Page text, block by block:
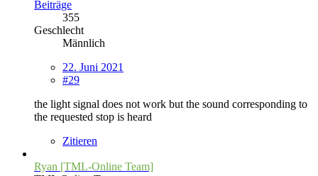
Beiträge
355
Geschlecht
Männlich
22. Juni 2021
#29
the light signal does not work but the sound corresponding to
the requested stop is heard
Zitieren
Ryan [TML-Online Team]